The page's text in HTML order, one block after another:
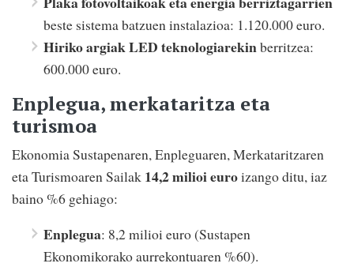
beste sistema batzuen instalazioa: 1.120.000 euro.
Hiriko argiak LED teknologiarekinberritzea:
600.000 euro.
Enplegua, merkataritza eta
turismoa
Ekonomia Sustapenaren, Enpleguaren, Merkataritzaren
eta Turismoaren Sailak 14,2 milioi euroizango ditu, iaz
baino %6 gehiago:
Enplegua: 8,2 milioi euro (Sustapen
Ekonomikorako aurrekontuaren %60).